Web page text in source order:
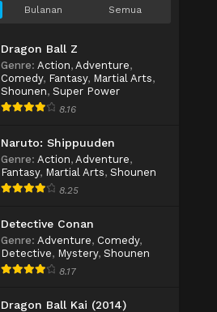
Bulanan Semua
Dragon Ball Z
Genre: Action, Adventure,
Comedy, Fantasy, Martial Arts,
Shounen, Super Power
8.16
Naruto: Shippuuden
Genre: Action, Adventure,
Fantasy, Martial Arts, Shounen
8.25
Detective Conan
Genre: Adventure, Comedy,
Detective, Mystery, Shounen
8.17
Dragon Ball Kai (2014)